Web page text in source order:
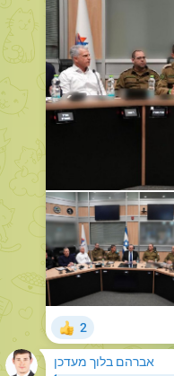
אברהם בלוך מעדכן
אברהם בלוך מעדכן
יו"ר ועדת הפנים יצחק קרויזר פנה אל מזכיר הממשלה יוסי פוקסבדרישה לסיוע מידי לרשויות המקומיות בכדי למנוע קריסה של העורף הישראלי.